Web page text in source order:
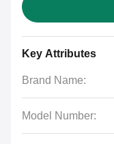
Key Attributes
Brand Name:
Model Number: